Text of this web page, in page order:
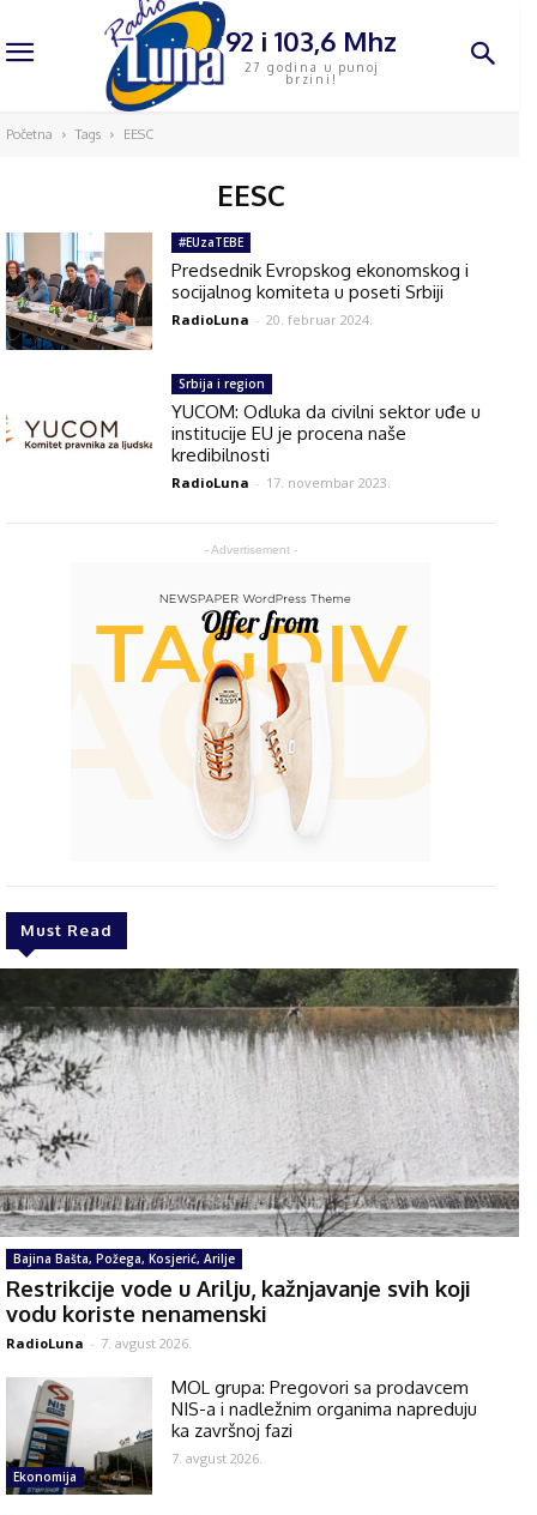
92 i 103,6 Mhz
27 godina u punoj
brzini!
Početna Tags EESC
EESC
- Advertisement -
Must Read
Bajina Bašta, Požega, Kosjerić, Arilje
Restrikcije vode u Arilju, kažnjavanje svih koji
vodu koriste nenamenski
RadioLuna - 7. avgust 2026.
Ekonomija
MOL grupa: Pregovori sa prodavcem
NIS-a i nadležnim organima napreduju
ka završnoj fazi
7. avgust 2026.
#EUzaTEBE
Predsednik Evropskog ekonomskog i
socijalnog komiteta u poseti Srbiji
RadioLuna - 20. februar 2024.
Srbija i region
YUCOM: Odluka da civilni sektor uđe u
institucije EU je procena naše
kredibilnosti
RadioLuna - 17. novembar 2023.